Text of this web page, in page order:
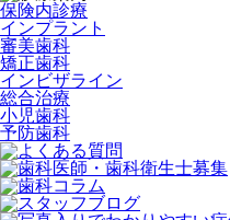
保険内診療
インプラント
審美歯科
矯正歯科
インビザライン
総合治療
小児歯科
予防歯科